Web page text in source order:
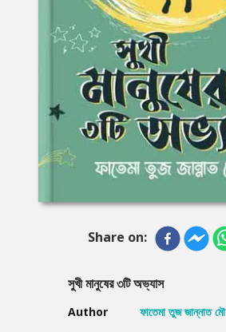
Share on:
সুখী মানুষের ৩টি অভ্যাস
Author
ফাতেমা তুজ জান্নাত মৌ